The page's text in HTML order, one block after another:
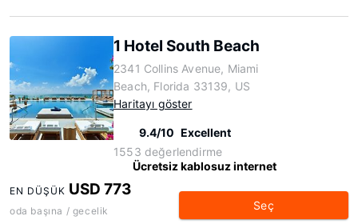
1 Hotel South Beach
2341 Collins Avenue, Miami
Beach, Florida 33139, US
Haritayı göster
9.4/10 Excellent
1553 değerlendirme
Ücretsiz kablosuz internet
EN DÜŞÜK USD 773
oda başına / gecelik Seç